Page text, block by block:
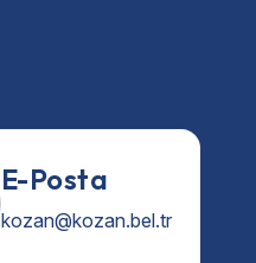
E-Posta
kozan@kozan.bel.tr